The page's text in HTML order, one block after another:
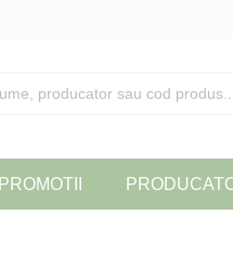
PROMOTII